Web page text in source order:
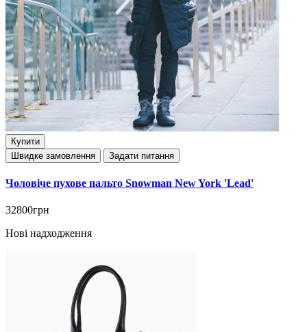
Купити
Швидке замовлення
Задати питання
Чоловіче пухове пальто Snowman New York 'Lead'
32800грн
Нові надходження